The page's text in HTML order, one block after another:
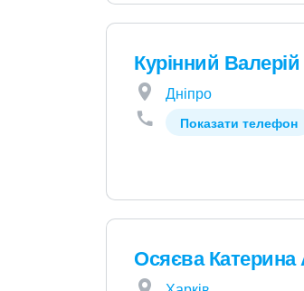
Курінний
Дніпро
Показати телефон
Осяєва Катерина